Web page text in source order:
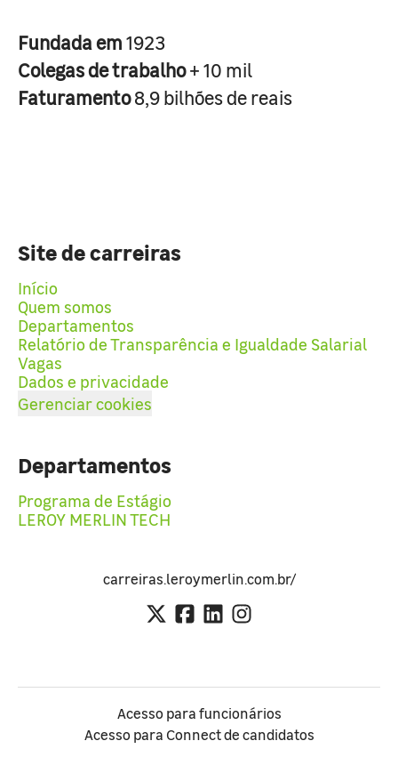
Fundada em1923
Colegas de trabalho+ 10 mil
Faturamento8,9 bilhões de reais
Site de carreiras
Início
Quem somos
Departamentos
Relatório de Transparência e Igualdade Salarial
Vagas
Dados e privacidade
Gerenciar cookies
Departamentos
Programa de Estágio
LEROY MERLIN TECH
carreiras.leroymerlin.com.br/
Acesso para funcionários
Acesso para Connect de candidatos